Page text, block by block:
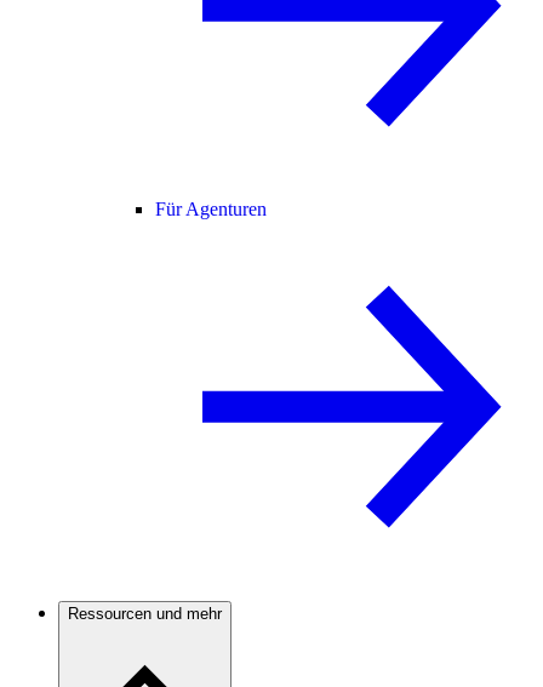
Für Agenturen
Ressourcen und mehr